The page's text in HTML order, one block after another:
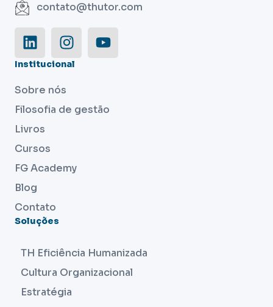
contato@thutor.com
Institucional
Sobre nós
Filosofia de gestão
Livros
Cursos
FG Academy
Blog
Contato
Soluções
TH Eficiência Humanizada
Cultura Organizacional
Estratégia